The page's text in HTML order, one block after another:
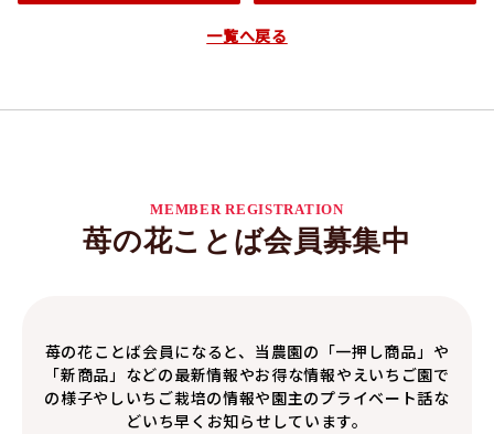
一覧へ戻る
MEMBER REGISTRATION
苺の花ことば会員募集中
苺の花ことば会員になると、当農園の「一押し商品」や
「新商品」などの最新情報やお得な情報やえいちご園で
の様子やしいちご栽培の情報や園主のプライベート話な
どいち早くお知らせしています。